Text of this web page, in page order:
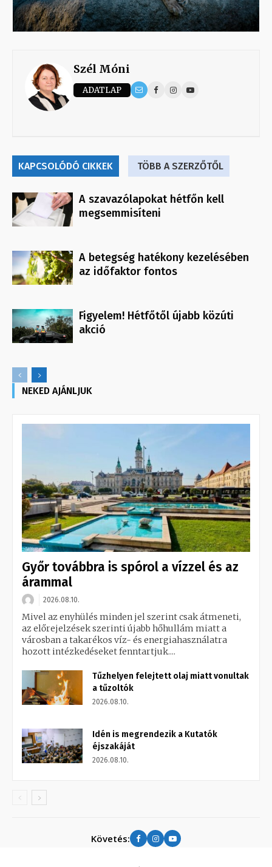
Szél Móni
ADATLAP
KAPCSOLÓDÓ CIKKEK TÖBB A SZERZŐTŐL
A szavazólapokat hétfőn kell
megsemmisíteni
A betegség hatékony kezelésében
az időfaktor fontos
Figyelem! Hétfőtől újabb közúti
akció
NEKED AJÁNLJUK
Győr továbbra is spórol a vízzel és az
árammal
2026.08.10.
Mivel az enyhülés minden jel szerint csak átmeneti,
az előrejelzések szerinti újabb hőhullám miatt a
városban a takarékos víz- és energiahasználatra
hozott intézkedéseket fenntartjuk....
Tűzhelyen felejtett olaj miatt vonultak
a tűzoltók
2026.08.10.
Idén is megrendezik a Kutatók
éjszakáját
2026.08.10.
Követés: